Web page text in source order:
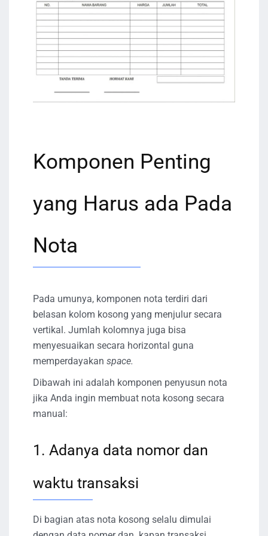
Komponen Penting
yang Harus ada Pada
Nota
Pada umunya, komponen nota terdiri dari
belasan kolom kosong yang menjulur secara
vertikal. Jumlah kolomnya juga bisa
menyesuaikan secara horizontal guna
memperdayakan space.
Dibawah ini adalah komponen penyusun nota
jika Anda ingin membuat nota kosong secara
manual:
1. Adanya data nomor dan
waktu transaksi
Di bagian atas nota kosong selalu dimulai